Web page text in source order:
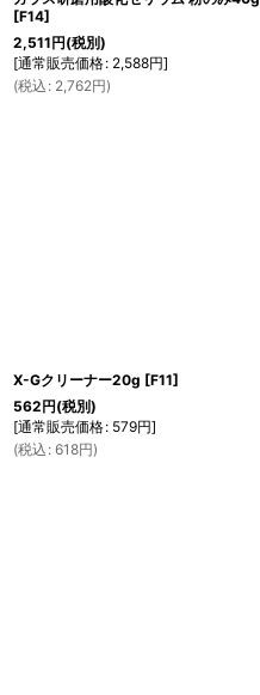
[F14]
2,511円(税別)
[通常販売価格: 2,588円]
(税込 : 2,762円)
X-Gクリーナー20g [F11]
562円(税別)
[通常販売価格: 579円]
(税込 : 618円)